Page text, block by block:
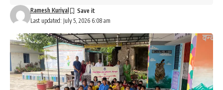
Last updated: July 5, 2026 6:08 am
Ramesh Kuriyal